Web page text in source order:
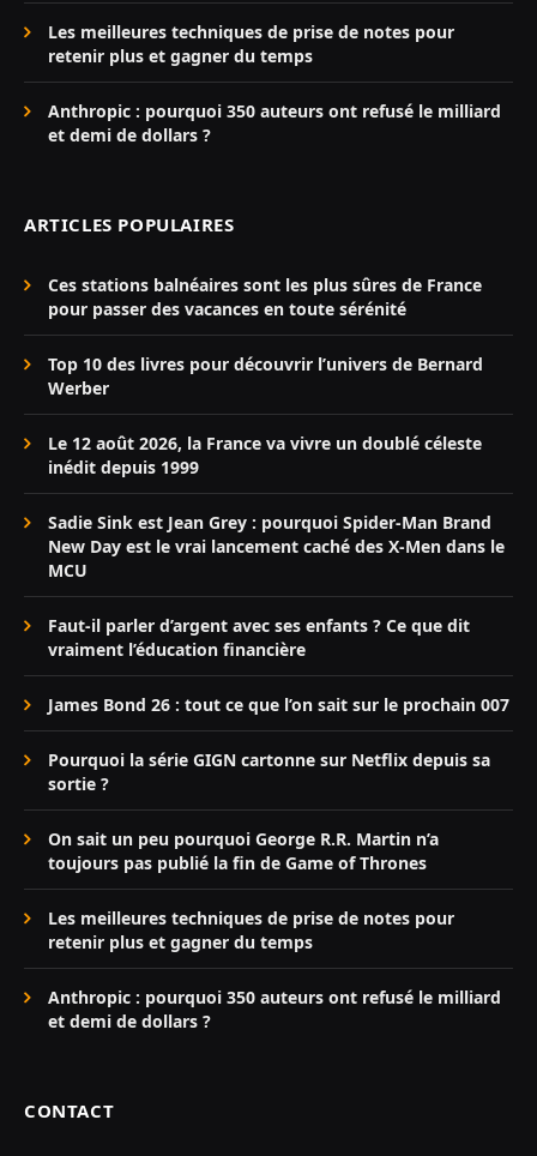
Les meilleures techniques de prise de notes pour
retenir plus et gagner du temps
Anthropic : pourquoi 350 auteurs ont refusé le milliard
et demi de dollars ?
ARTICLES POPULAIRES
Ces stations balnéaires sont les plus sûres de France
pour passer des vacances en toute sérénité
Top 10 des livres pour découvrir l’univers de Bernard
Werber
Le 12 août 2026, la France va vivre un doublé céleste
inédit depuis 1999
Sadie Sink est Jean Grey : pourquoi Spider-Man Brand
New Day est le vrai lancement caché des X-Men dans le
MCU
Faut-il parler d’argent avec ses enfants ? Ce que dit
vraiment l’éducation financière
James Bond 26 : tout ce que l’on sait sur le prochain 007
Pourquoi la série GIGN cartonne sur Netflix depuis sa
sortie ?
On sait un peu pourquoi George R.R. Martin n’a
toujours pas publié la fin de Game of Thrones
Les meilleures techniques de prise de notes pour
retenir plus et gagner du temps
Anthropic : pourquoi 350 auteurs ont refusé le milliard
et demi de dollars ?
CONTACT